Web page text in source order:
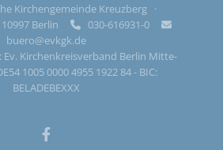
Kirchengemeinde Kreuzberg ·
10997 Berlin
 030-616931-0 
buero@evkgk.de
Kirchenkreisverband Berlin Mitte-
1005 0000 4955 1922 84 - BIC:
BELADEBEXXX